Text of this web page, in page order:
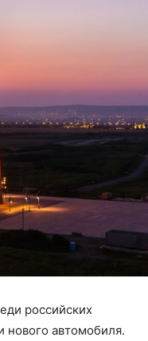
российских
нового автомобиля.